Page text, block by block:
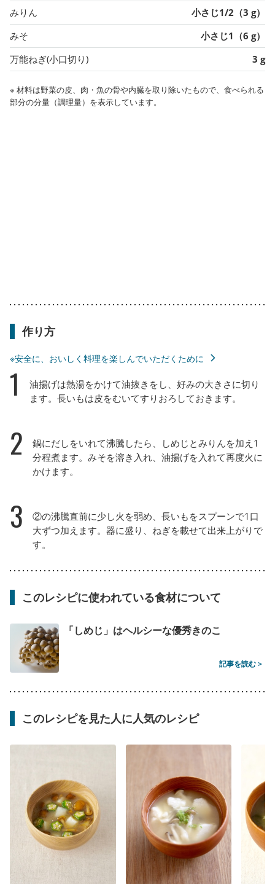
みりん
小さじ1/2（3 g）
みそ
小さじ1（6 g）
万能ねぎ(小口切り)
3 g
※ 材料は野菜の皮、肉・魚の骨や内臓を取り除いたもので、食べられる
部分の分量（調理量）を表示しています。
作り方
※安全に、おいしく料理を楽しんでいただくために
1
油揚げは熱湯をかけて油抜きをし、好みの大きさに切り
ます。長いもは皮をむいてすりおろしておきます。
2
鍋にだしをいれて沸騰したら、しめじとみりんを加え1
分程煮ます。みそを溶き入れ、油揚げを入れて再度火に
かけます。
3
②の沸騰直前に少し火を弱め、長いもをスプーンで1口
大ずつ加えます。器に盛り、ねぎを載せて出来上がりで
す。
このレシピに使われている食材について
「しめじ」はヘルシーな優秀きのこ
記事を読む >
このレシピを見た人に人気のレシピ